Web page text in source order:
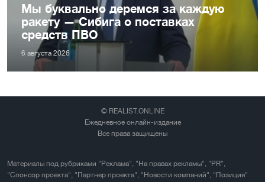
Мы буквально деремся за каждую
ракету — Сибига о поставках
средств ПВО
6 августа 2026
© REALIST.ONLINE
Ежедневное онлайн-издание
Все права защищены
Материалы под рубриками "Реклама", "На правах рекламы", "PR",
"Спонсор проекта", "Партнер проекта", "Новости компаний", "Позиция"